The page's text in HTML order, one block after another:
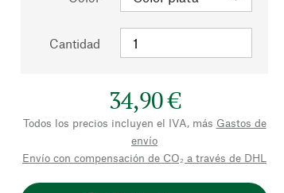
Cantidad
34,90 €
Todos los precios incluyen el IVA, más Gastos de
envío
Envío con compensación de CO₂ a través de DHL